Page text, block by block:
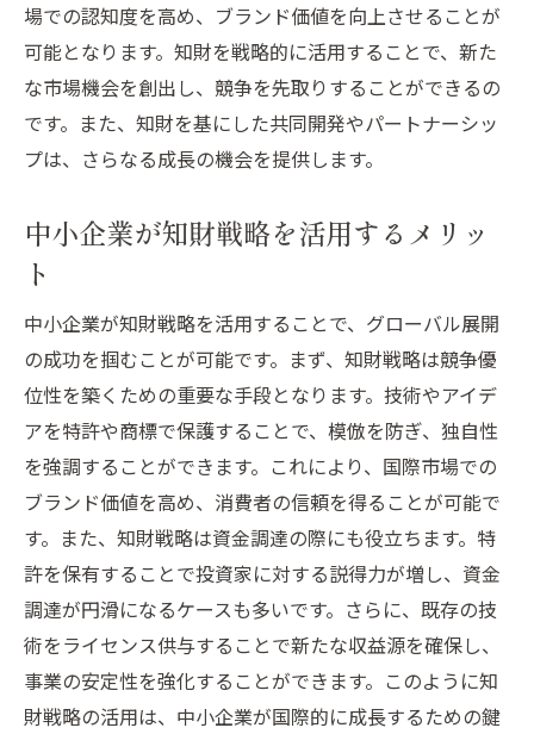
革新を支える知財の役割
専門家が教える知財戦略とグローバル展開のス
テップ
知財専門家のアドバイスを活かす
知財戦略のステップバイステップガイド
グローバル展開を支える知財の知識
知財に関する最新情報とその活用法
世界市場での成功は可能？知財戦略で切り拓く
未来
知財戦略で未来を描く
市場の変化に対応する知財戦略
未来を見据えた知財の管理方法
知財を活用した新しい市場の可能性
知財戦略で未来の競争を勝ち抜く
世界市場での挑戦と知財の役割
場での認知度を高め、ブランド価値を向上させることが
可能となります。知財を戦略的に活用することで、新た
な市場機会を創出し、競争を先取りすることができるの
です。また、知財を基にした共同開発やパートナーシッ
プは、さらなる成長の機会を提供します。
中小企業が知財戦略を活用するメリッ
ト
中小企業が知財戦略を活用することで、グローバル展開
の成功を掴むことが可能です。まず、知財戦略は競争優
位性を築くための重要な手段となります。技術やアイデ
アを特許や商標で保護することで、模倣を防ぎ、独自性
を強調することができます。これにより、国際市場での
ブランド価値を高め、消費者の信頼を得ることが可能で
す。また、知財戦略は資金調達の際にも役立ちます。特
許を保有することで投資家に対する説得力が増し、資金
調達が円滑になるケースも多いです。さらに、既存の技
術をライセンス供与することで新たな収益源を確保し、
事業の安定性を強化することができます。このように知
財戦略の活用は、中小企業が国際的に成長するための鍵